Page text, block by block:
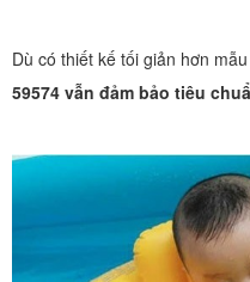
Dù có thiết kế tối giản hơn
59574 vẫn đảm bảo tiêu